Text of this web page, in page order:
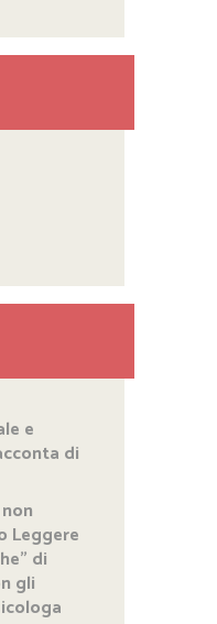
e
di
Leggere
di
gli